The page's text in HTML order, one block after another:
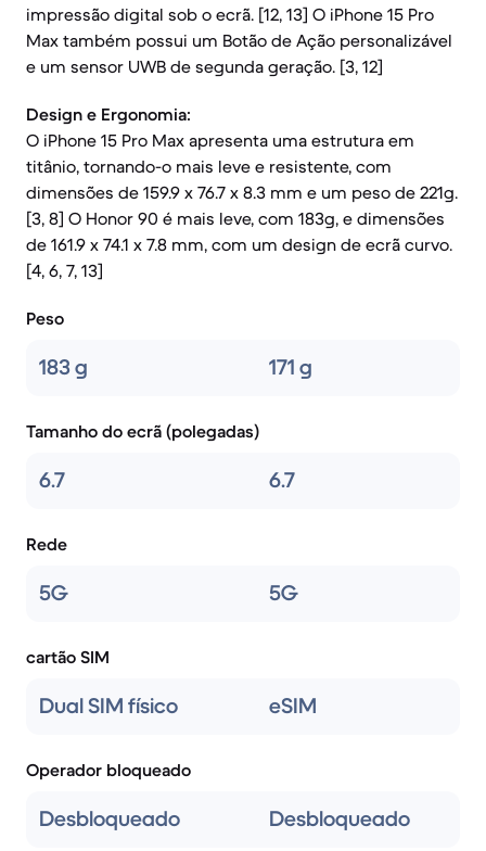
impressão digital sob o ecrã. [12, 13] O iPhone 15 Pro
Max também possui um Botão de Ação personalizável
e um sensor UWB de segunda geração. [3, 12]
Design e Ergonomia:
O iPhone 15 Pro Max apresenta uma estrutura em
titânio, tornando-o mais leve e resistente, com
dimensões de 159.9 x 76.7 x 8.3 mm e um peso de 221g.
[3, 8] O Honor 90 é mais leve, com 183g, e dimensões
de 161.9 x 74.1 x 7.8 mm, com um design de ecrã curvo.
[4, 6, 7, 13]
Peso
183 g 171 g
Tamanho do ecrã (polegadas)
6.7 6.7
Rede
5G 5G
cartão SIM
Dual SIM físico eSIM
Operador bloqueado
Desbloqueado Desbloqueado